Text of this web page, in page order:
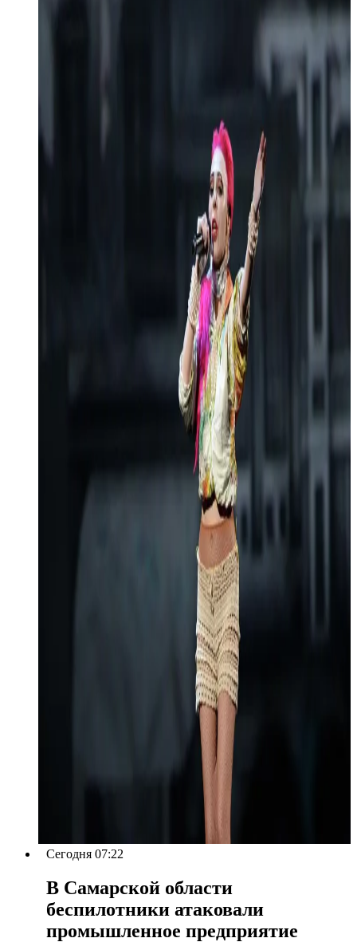
Сегодня 07:22
В Самарской области
беспилотники атаковали
промышленное предприятие